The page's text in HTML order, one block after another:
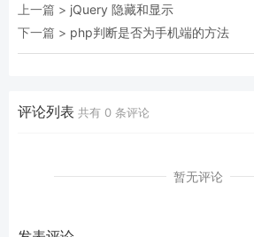
上一篇 > jQuery 隐藏和显示
下一篇 > php判断是否为手机端的方法
评论列表 共有 0 条评论
暂无评论